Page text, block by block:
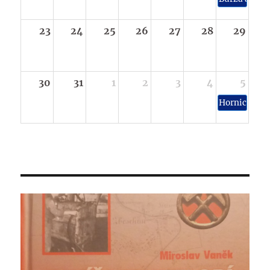
23 24 25 26 27 28 29
30 31 1 2 3 4 5
Hornické